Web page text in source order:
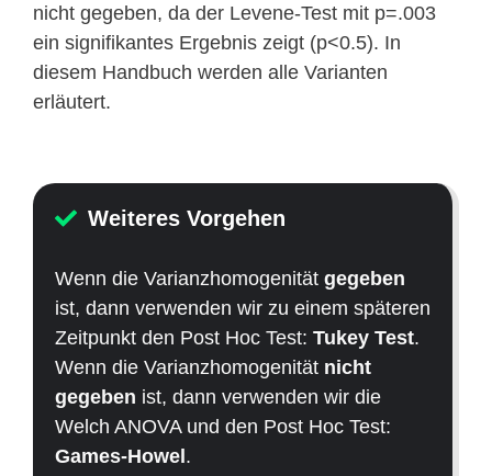
nicht gegeben, da der Levene-Test mit p=.003
ein signifikantes Ergebnis zeigt (p<0.5). In
diesem Handbuch werden alle Varianten
erläutert.
Weiteres Vorgehen
Wenn die Varianzhomogenität gegeben
ist, dann verwenden wir zu einem späteren
Zeitpunkt den Post Hoc Test: Tukey Test.
Wenn die Varianzhomogenität nicht
gegeben ist, dann verwenden wir die
Welch ANOVA und den Post Hoc Test:
Games-Howel.